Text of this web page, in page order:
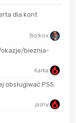
dla kont
Bolkox
bieznia-
Karka
obsługiwać PS5.
jasny